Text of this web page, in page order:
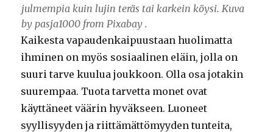
julmempia kuin lujin teräs tai karkein köysi. Kuva
by pasja1000 from Pixabay .
Kaikesta vapaudenkaipuustaan huolimatta
ihminen on myös sosiaalinen eläin, jolla on
suuri tarve kuulua joukkoon. Olla osa jotakin
suurempaa. Tuota tarvetta monet ovat
käyttäneet väärin hyväkseen. Luoneet
syyllisyyden ja riittämättömyyden tunteita,